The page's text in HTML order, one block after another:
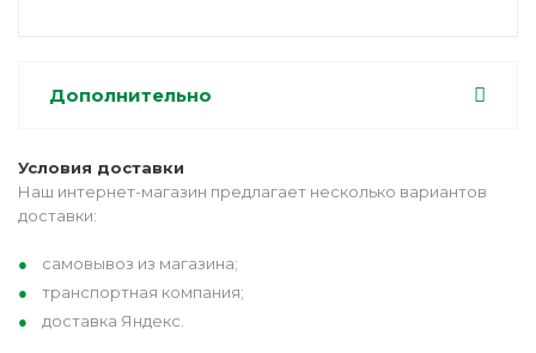
Дополнительно
Условия доставки
Наш интернет-магазин предлагает несколько вариантов
доставки:
самовывоз из магазина;
транспортная компания;
доставка Яндекс.